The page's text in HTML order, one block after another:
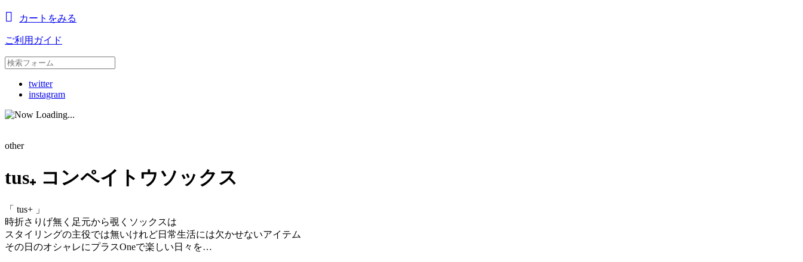
カートをみる
ご利用ガイド
twitter
instagram
other
tus₊ コンペイトウソックス
「 tus+ 」
時折さりげ無く足元から覗くソックスは
スタイリングの主役では無いけれど日常生活には欠かせないアイテム
その日のオシャレにプラスOneで楽しい日々を…